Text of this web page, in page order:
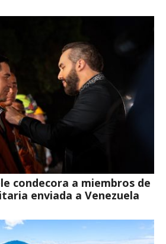
condecora a miembros de
enviada a Venezuela